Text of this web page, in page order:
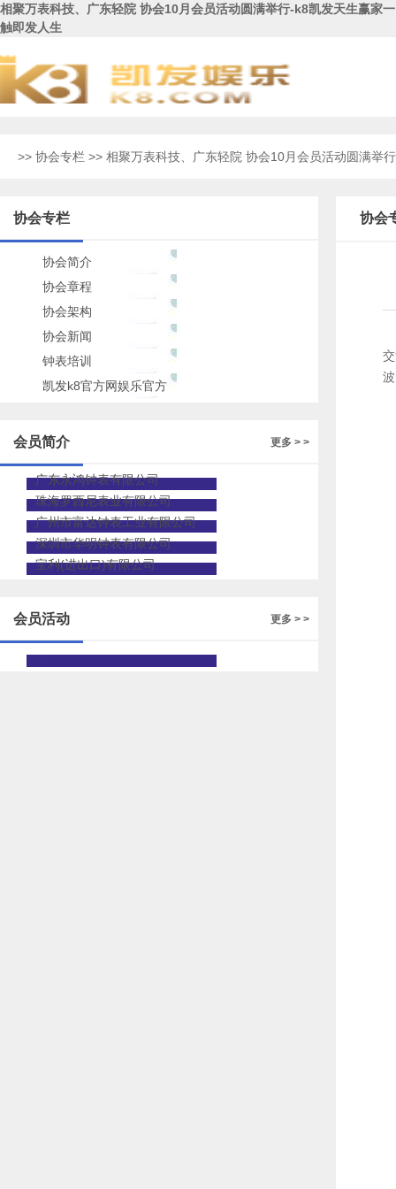
相聚万表科技、广东轻院 协会10月会员活动圆满举行-k8凯发天生赢家一
触即发人生
>> 协会专栏 >> 相聚万表科技、广东轻院 协会10月会员活动圆满举行
协会专栏
协会简介
协会章程
协会架构
协会新闻
钟表培训
凯发k8官方网娱乐官方
更多 > >
会员简介
广东永鸿钟表有限公司
珠海罗西尼表业有限公司
广州市富达钟表工业有限公司
深圳市华明钟表有限公司
宝利(进出口)有限公司
更多 > >
会员活动
协会